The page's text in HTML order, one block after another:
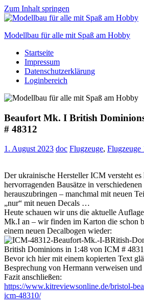
Zum Inhalt springen
Modellbau für alle mit Spaß am Hobby
Scale
modelling
to
Startseite
Impressum
Datenschutzerklärung
Loginbereich
Beaufort Mk. I British
# 48312
1. August 2023 doc Flugzeuge, Flugzeuge
Der ukrainische Hersteller ICM versteht es
hervorragenden Bausätze in
herauszubringen – manchmal mit neuen
„nur“ mit neuen Decals …
Heute schauen wir uns die aktuelle
Mk.I an – wir finden im Karton die schon
einem neuen Decalbogen wieder:
Bevor ich hier mit einem kopierten Text
Besprechung von Hermann verweisen
Fazit anschließen:
https://www.kitreviewsonline.de/bristol-
icm-48310/